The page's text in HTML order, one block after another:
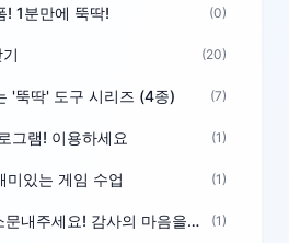
! 1분만에 뚝딱! (0)
(20)
'뚝딱' 도구 시리즈 (4종) (7)
그램! 이용하세요 (1)
미있는 게임 수업 (1)
📢 ForEducator를 소문내주세요! 감사의 마음을 담은 포인트 선물 (1)